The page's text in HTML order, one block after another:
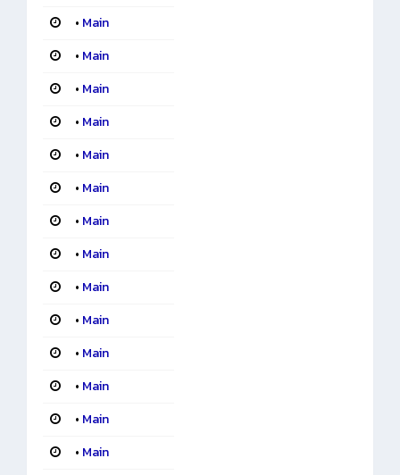
• Main
• Main
• Main
• Main
• Main
• Main
• Main
• Main
• Main
• Main
• Main
• Main
• Main
• Main